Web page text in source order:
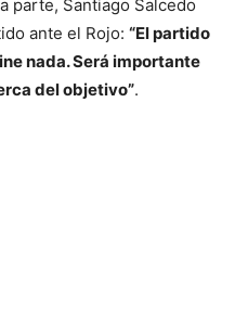
parte, Santiago Salcedo
ante el Rojo: “El partido
nada. Será importante
del objetivo”.